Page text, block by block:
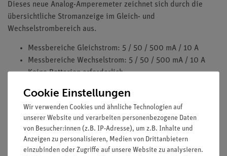
Dieses neue Analog-Amperemeter zeichnet sich durch die
übersichtliche Stromanzeige im Gleich- und
Wechselstrombereich aus.
Messbereiche Gleichstrom: 5 / 50 / 500 mA / 10 A
Messbereiche Wechselstrom: 5 / 50 / 500 mA / 10 A
Keine Batterien erforderlich
Zubehör: Tasche, Prüfleitungen und
Bedienungsanleitung
Media / Downloads
Cookie Einstellungen
Wir verwenden Cookies und ähnliche Technologien auf
unserer Website und verarbeiten personenbezogene Daten
von Besucher:innen (z.B. IP-Adresse), um z.B. Inhalte und
Anzeigen zu personalisieren, Medien von Drittanbietern
einzubinden oder Zugriffe auf unsere Website zu analysieren.